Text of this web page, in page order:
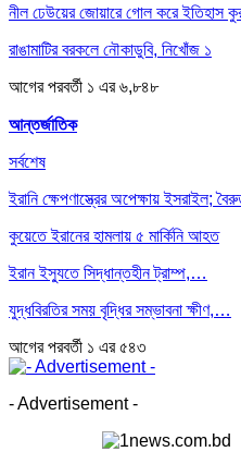
নীল ঢেউয়ের জোয়ারে গোল করে ইতিহাস
রাঙামাটির বরকলে নৌকাডুবি, নিখোঁজ ১
আগেরপরবর্তী ১ এর ৬,৮৪৮
আন্তর্জাতিক
সর্বশেষ
ইরানি ক্ষেপণাস্ত্রের অপেক্ষায় ইসরাইল;
কুয়েতে ইরানের হামলায় ৫ মার্কিনি আহত
ইরান ইস্যুতে সিদ্ধান্তহীন ট্রাম্প,…
যুদ্ধবিরতির সময় বৃদ্ধির সম্ভাবনা ক্ষীণ,…
আগেরপরবর্তী ১ এর ৫৪৩
- Advertisement -